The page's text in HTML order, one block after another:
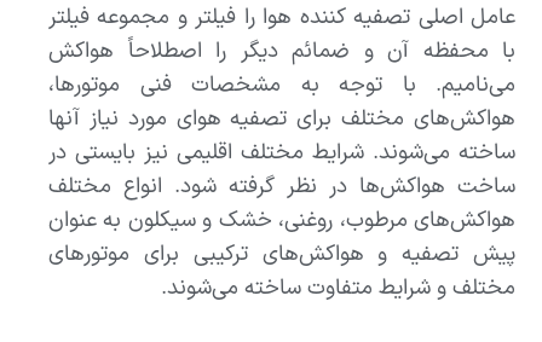
عامل اصلی تصفیه کننده هوا را فیلتر و مجموعه فیلتر
با محفظه آن و ضمائم دیگر را اصطلاحاً هواکش
می‌نامیم. با توجه به مشخصات فنی موتورها،
هواکش‌های مختلف برای تصفیه هوای مورد نیاز آنها
ساخته می‌شوند. شرایط مختلف اقلیمی نیز بایستی در
ساخت هواکش‌ها در نظر گرفته شود. انواع مختلف
هواکش‌های مرطوب، روغنی، خشک و سیکلون به عنوان
پیش تصفیه و هواکش‌های ترکیبی برای موتورهای
مختلف و شرایط متفاوت ساخته می‌شوند.